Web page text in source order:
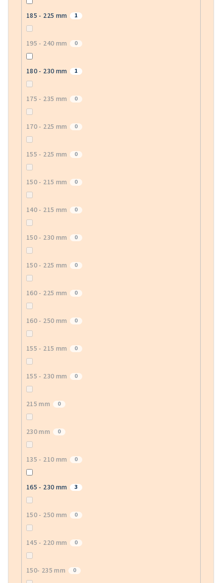
185 - 225 mm 1
195 - 240 mm 0
180 - 230 mm 1
175 - 235 mm 0
170 - 225 mm 0
155 - 225 mm 0
150 - 215 mm 0
140 - 215 mm 0
150 - 230 mm 0
150 - 225 mm 0
160 - 225 mm 0
160 - 250 mm 0
155 - 215 mm 0
155 - 230 mm 0
215 mm 0
230 mm 0
135 - 210 mm 0
165 - 230 mm 3
150 - 250 mm 0
145 - 220 mm 0
150- 235 mm 0